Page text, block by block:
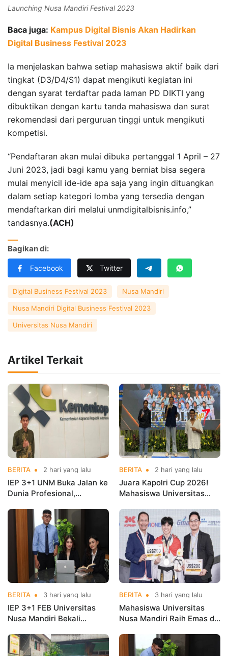
Launching Nusa Mandiri Festival 2023
Baca juga: Kampus Digital Bisnis Akan Hadirkan
Digital Business Festival 2023
Ia menjelaskan bahwa setiap mahasiswa aktif baik dari
tingkat (D3/D4/S1) dapat mengikuti kegiatan ini
dengan syarat terdaftar pada laman PD DIKTI yang
dibuktikan dengan kartu tanda mahasiswa dan surat
rekomendasi dari perguruan tinggi untuk mengikuti
kompetisi.
“Pendaftaran akan mulai dibuka pertanggal 1 April – 27
Juni 2023, jadi bagi kamu yang berniat bisa segera
mulai menyicil ide-ide apa saja yang ingin dituangkan
dalam setiap kategori lomba yang tersedia dengan
mendaftarkan diri melalui unmdigitalbisnis.info,”
tandasnya.(ACH)
Bagikan di:
Facebook Twitter
Digital Business Festival 2023 Nusa Mandiri
Nusa Mandiri Digital Business Festival 2023
Universitas Nusa Mandiri
Artikel Terkait
BERITA 2 hari yang lalu
IEP 3+1 UNM Buka Jalan ke
Dunia Profesional,
Kementerian Koperasi
BERITA 2 hari yang lalu
Juara Kapolri Cup 2026!
Mahasiswa Universitas
Nama Kampus di Kejurnas
Taekwondo
BERITA 3 hari yang lalu
IEP 3+1 FEB Universitas
Nusa Mandiri Bekali
Kerja Sebelum Lulus
BERITA 3 hari yang lalu
Mahasiswa Universitas
Nusa Mandiri Raih Emas di
Indonesia Open
Championships 2026